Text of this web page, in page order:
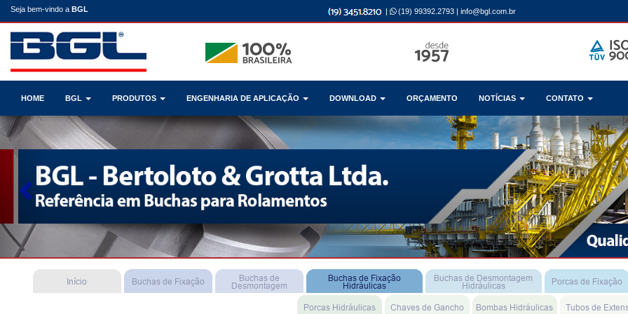
Seja bem-vindo a BGL | (19) 99392.2793 | info@bgl.com.br
HOME BGL PRODUTOS ENGENHARIA DE APLICAÇÃO DOWNLOAD ORÇAMENTO NOTÍCIAS CONTATO
Previous